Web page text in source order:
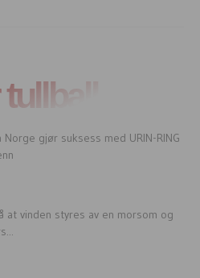
Norge gjør suksess med URIN-RING
at vinden styres av en morsom og